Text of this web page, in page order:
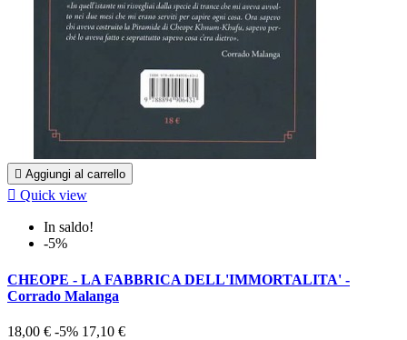
 Aggiungi al carrello
 Quick view
In saldo!
-5%
CHEOPE - LA FABBRICA DELL'IMMORTALITA' -
Corrado Malanga
18,00 € -5% 17,10 €